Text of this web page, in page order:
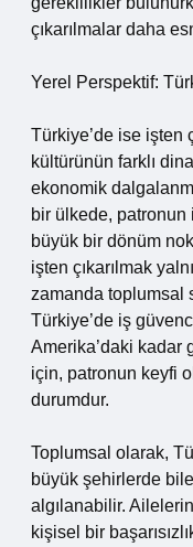
çıkarılmalar daha
Yerel Perspektif:
Türkiye’de ise işten
kültürünün farklı
ekonomik
bir ülkede, patronun
büyük bir dönüm
işten çıkarılmak
zamanda toplumsal
Türkiye’de iş
Amerika’daki kadar
için, patronun keyfi
durumdur.
Toplumsal olarak,
büyük şehirlerde
algılanabilir.
kişisel bir